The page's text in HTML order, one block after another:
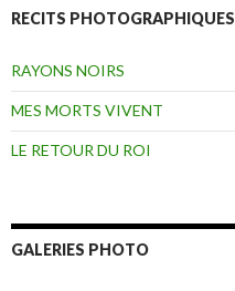
RECITS PHOTOGRAPHIQUES
RAYONS NOIRS
MES MORTS VIVENT
LE RETOUR DU ROI
GALERIES PHOTO